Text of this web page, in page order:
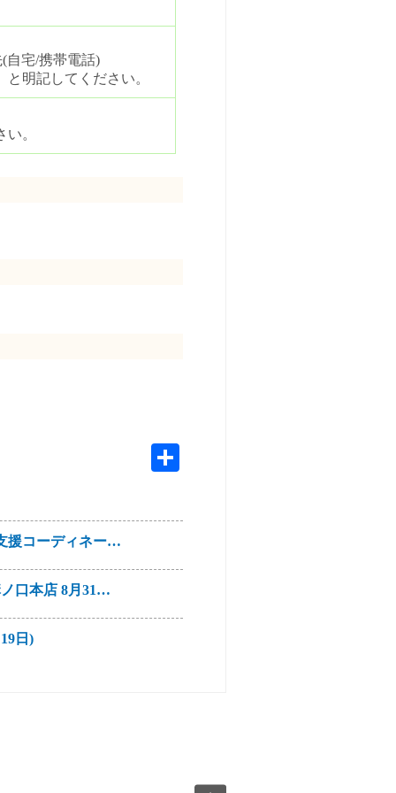
宅/携帯電話)
明記してください。
。
援コーディネー…
口本店 8月31…
日)